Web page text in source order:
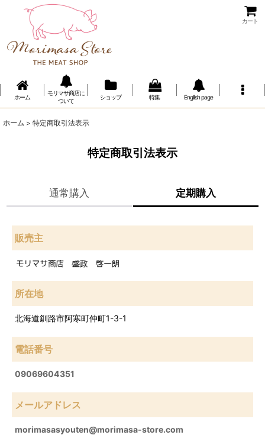
カート
ホーム
モリマサ商店に
ついて
ショップ 特集 Engllish page
ホーム > 特定商取引法表示
特定商取引法表示
通常購入 定期購入
販売主
所在地
北海道釧路市阿寒町仲町1-3-1
電話番号
09069604351
メールアドレス
morimasasyouten@morimasa-store.com